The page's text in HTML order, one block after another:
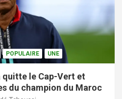
POPULAIRE UNE
quitte le Cap-Vert et
du champion du Maroc